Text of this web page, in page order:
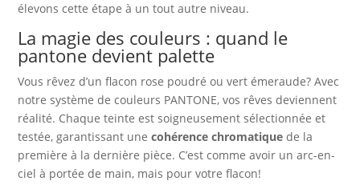
élevons cette étape à un tout autre niveau.
La magie des couleurs : quand le
pantone devient palette
Vous rêvez d’un flacon rose poudré ou vert émeraude? Avec
notre système de couleurs PANTONE, vos rêves deviennent
réalité. Chaque teinte est soigneusement sélectionnée et
testée, garantissant unecohérence chromatique de la
première à la dernière pièce. C’est comme avoir un arc-en-
ciel à portée de main, mais pour votre flacon!